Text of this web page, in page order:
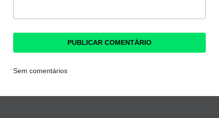
Sem comentários